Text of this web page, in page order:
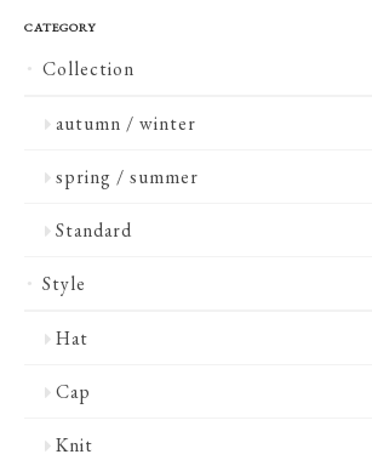
CATEGORY
Collection
autumn / winter
spring / summer
Standard
Style
Hat
Cap
Knit